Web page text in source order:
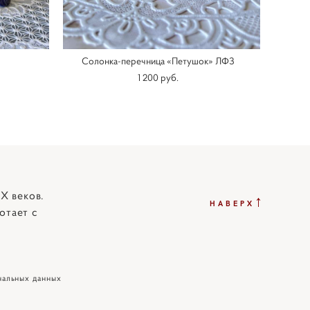
Солонка-перечница «Петушок» ЛФЗ
1 200 pуб.
веков.
с
НАВЕРХ ↑
данных